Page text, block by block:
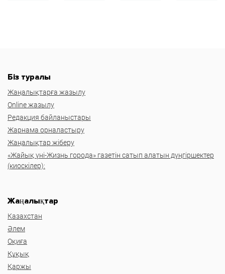
Біз туралы
Жаңалықтарға жазылу
Online жазылу
Редакция байланыстары
Жарнама орналастыру
Жаңалықтар жіберу
«Жайық үні-Жизнь города» газетін сатып алатын дүңгіршектер
(киоскілер):
Жаңалықтар
Казахстан
Әлем
Оқиға
Құқық
Қаржы